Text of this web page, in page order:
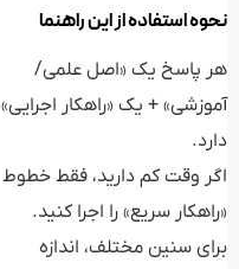
نحوه استفاده از این راهنما
هر پاسخ یک «اصل علمی/
آموزشی» + یک «راهکار اجرایی»
دارد.
اگر وقت کم دارید، فقط خطوط
«راهکار سریع» را اجرا کنید.
برای سنین مختلف، اندازه